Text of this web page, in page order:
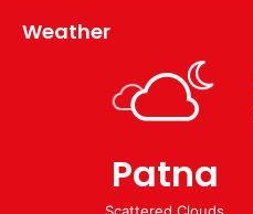
Weather
Patna